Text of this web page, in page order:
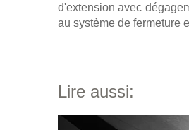
d'extension avec
au système de fermeture
Lire aussi: